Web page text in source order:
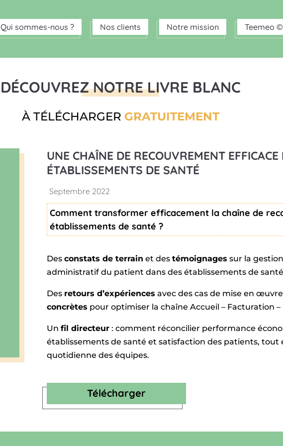
Qui sommes-nous ? Nos clients Notre mission Teemeo ©
DÉCOUVREZ NOTRE LIVRE BLANC
À TÉLÉCHARGER GRATUITEMENT
UNE CHAÎNE DE RECOUVREMENT EFFICACE
ÉTABLISSEMENTS DE SANTÉ
Septembre 2022
Comment transformer efficacement la chaîne de
établissements de santé ?
Des constats de terrain et des témoignages sur la
administratif du patient dans des établissements de santé
Des retours d’expériences avec des cas de mise en
concrètes pour optimiser la chaîne Accueil – Facturation
Un fil directeur: comment réconcilier performance
établissements de santé et satisfaction des patients, tout
quotidienne des équipes.
Télécharger